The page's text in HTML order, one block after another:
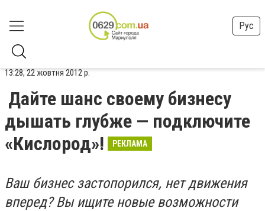
Рус
13:28, 22 жовтня 2012 р.
Дайте шанс своему бизнесу
дышать глубже — подключите
«Кислород»!
РЕКЛАМА
Ваш бизнес застопорился, нет движения
вперед? Вы ищите новые возможности